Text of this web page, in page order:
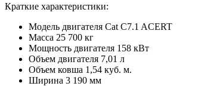
Краткие характеристики:
Модель двигателя Cat C7.1 ACERT
Масса 25 700 кг
Мощность двигателя 158 кВт
Объем двигателя 7,01 л
Объем ковша 1,54 куб. м.
Ширина 3 190 мм